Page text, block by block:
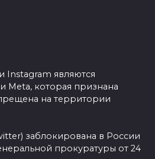
Instagram являются
Meta, которая признана
на территории
заблокирована в России
прокуратуры от 24